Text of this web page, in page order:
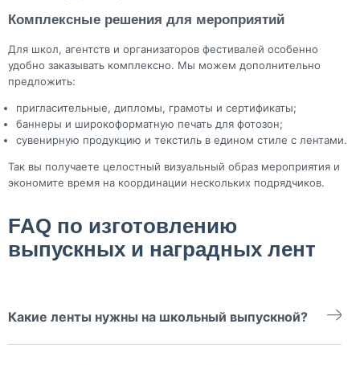
Комплексные решения для мероприятий
Для школ, агентств и организаторов фестивалей особенно
удобно заказывать комплексно. Мы можем дополнительно
предложить:
пригласительные, дипломы, грамоты и сертификаты;
баннеры и широкоформатную печать для фотозон;
сувенирную продукцию и текстиль в едином стиле с лентами.
Так вы получаете целостный визуальный образ мероприятия и
экономите время на координации нескольких подрядчиков.
FAQ по изготовлению
выпускных и наградных лент
Какие ленты нужны на школьный выпускной?
Чаще всего это ленты для выпускников 9 и 11 классов, ленты